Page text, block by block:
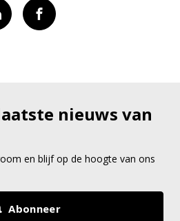
nieuws van
en blijf op de hoogte van ons
Abonneer